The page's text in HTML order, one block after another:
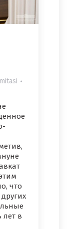
что
лет в